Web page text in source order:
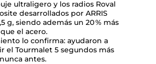
ultraligero y los radios Roval
desarrollados por ARRIS
g, siendo además un 20 % más
el acero.
lo confirma: ayudaron a
el Tourmalet 5 segundos más
antes.